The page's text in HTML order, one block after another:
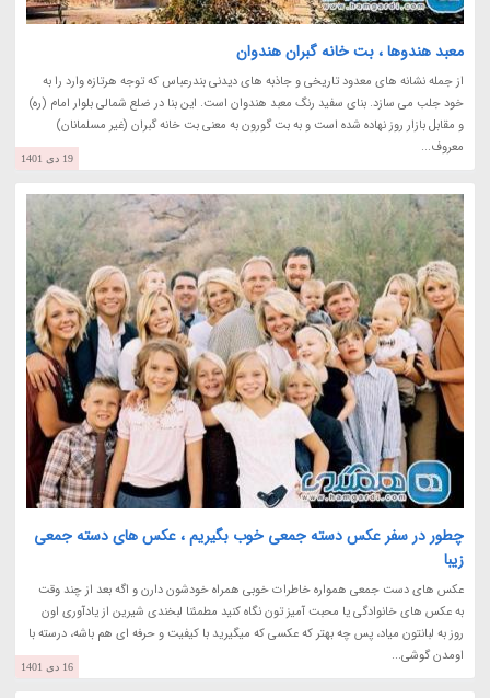
معبد هندوها ، بت خانه گبران هندوان
از جمله نشانه های معدود تاریخی و جاذبه های دیدنی بندرعباس که توجه هرتازه وارد را به
خود جلب می سازد. بنای سفید رنگ معبد هندوان است. این بنا در ضلع شمالی بلوار امام (ره)
و مقابل بازار روز نهاده شده است و به بت گورون به معنی بت خانه گبران (غیر مسلمانان)
معروف...
19 دی 1401
چطور در سفر عکس دسته جمعی خوب بگیریم ، عکس های دسته جمعی
زیبا
عکس های دست جمعی همواره خاطرات خوبی همراه خودشون دارن و اگه بعد از چند وقت
به عکس های خانوادگی یا محبت آمیز تون نگاه کنید مطمئنا لبخندی شیرین از یادآوری اون
روز به لبانتون میاد، پس چه بهتر که عکسی که میگیرید با کیفیت و حرفه ای هم باشه، درسته با
اومدن گوشی...
16 دی 1401